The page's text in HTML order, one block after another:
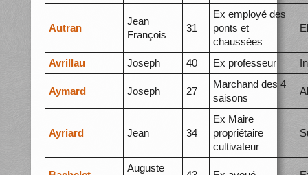
Autran
Jean
François
31
Ex employé des
ponts et
chaussées
Avrillau Joseph 40 Ex professeur
Aymard Joseph 27
Marchand des 4
saisons
Ayriard Jean 34
Ex Maire
propriétaire
cultivateur
Auguste